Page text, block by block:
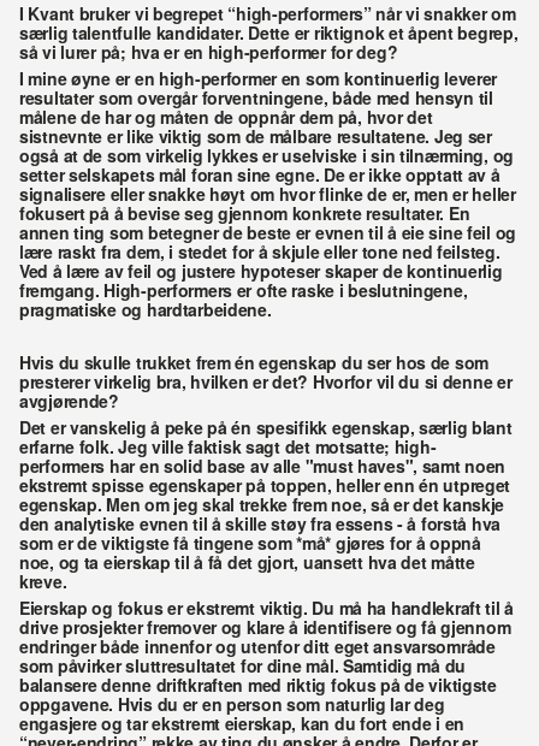
I Kvant bruker vi begrepet “high-performers” når vi snakker om
særlig talentfulle kandidater. Dette er riktignok et åpent begrep,
så vi lurer på; hva er en high-performer for deg?
I mine øyne er en high-performer en som kontinuerlig leverer
resultater som overgår forventningene, både med hensyn til
målene de har og måten de oppnår dem på, hvor det
sistnevnte er like viktig som de målbare resultatene. Jeg ser
også at de som virkelig lykkes er uselviske i sin tilnærming, og
setter selskapets mål foran sine egne. De er ikke opptatt av å
signalisere eller snakke høyt om hvor flinke de er, men er heller
fokusert på å bevise seg gjennom konkrete resultater. En
annen ting som betegner de beste er evnen til å eie sine feil og
lære raskt fra dem, i stedet for å skjule eller tone ned feilsteg.
Ved å lære av feil og justere hypoteser skaper de kontinuerlig
fremgang. High-performers er ofte raske i beslutningene,
pragmatiske og hardtarbeidene.
Hvis du skulle trukket frem én egenskap du ser hos de som
presterer virkelig bra, hvilken er det? Hvorfor vil du si denne er
avgjørende?
Det er vanskelig å peke på én spesifikk egenskap, særlig blant
erfarne folk. Jeg ville faktisk sagt det motsatte; high-
performers har en solid base av alle "must haves", samt noen
ekstremt spisse egenskaper på toppen, heller enn én utpreget
egenskap. Men om jeg skal trekke frem noe, så er det kanskje
den analytiske evnen til å skille støy fra essens - å forstå hva
som er de viktigste få tingene som *må* gjøres for å oppnå
noe, og ta eierskap til å få det gjort, uansett hva det måtte
kreve.
Eierskap og fokus er ekstremt viktig. Du må ha handlekraft til å
drive prosjekter fremover og klare å identifisere og få gjennom
endringer både innenfor og utenfor ditt eget ansvarsområde
som påvirker sluttresultatet for dine mål. Samtidig må du
balansere denne driftkraften med riktig fokus på de viktigste
oppgavene. Hvis du er en person som naturlig lar deg
engasjere og tar ekstremt eierskap, kan du fort ende i en